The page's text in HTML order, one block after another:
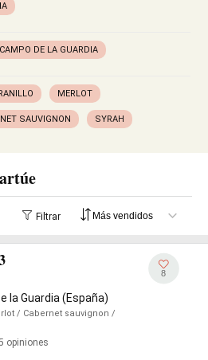
DE LA GUARDIA
MERLOT
SAUVIGNON SYRAH
Filtrar
la Guardia (España)
/ Cabernet sauvignon /
opiniones
8